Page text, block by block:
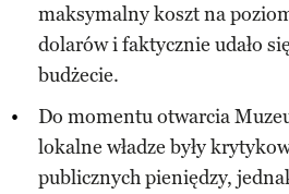
maksymalny koszt na
dolarów i faktycznie udało
budżecie.
Do momentu otwarcia
lokalne władze były
publicznych pieniędzy,